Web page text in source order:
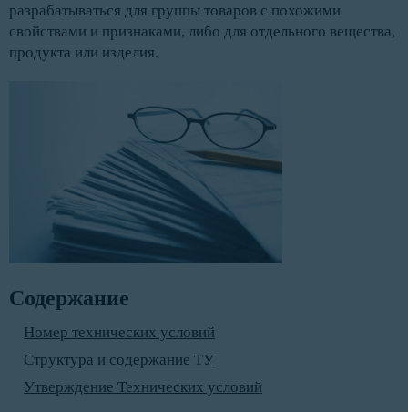
разрабатываться для группы товаров с похожими
свойствами и признаками, либо для отдельного вещества,
продукта или изделия.
Содержание
Номер технических условий
Структура и содержание ТУ
Утверждение Технических условий